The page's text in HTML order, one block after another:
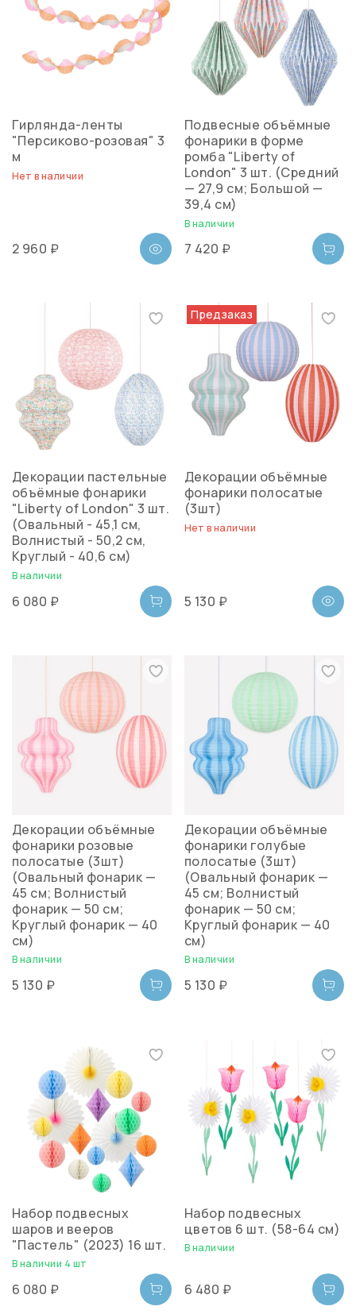
Гирлянда-ленты
"Персиково-розовая" 3
м
Нет в наличии
2 960 ₽
Подвесные объёмные
фонарики в форме
ромба "Liberty of
London" 3 шт. (Средний
— 27,9 см; Большой —
39,4 см)
В наличии
7 420 ₽
Декорации пастельные
объёмные фонарики
"Liberty of London" 3 шт.
(Овальный - 45,1 см,
Волнистый - 50,2 см,
Круглый - 40,6 см)
В наличии
6 080 ₽
Предзаказ
Декорации объёмные
фонарики полосатые
(3шт)
Нет в наличии
5 130 ₽
Декорации объёмные
фонарики розовые
полосатые (3шт)
(Овальный фонарик —
45 см; Волнистый
фонарик — 50 см;
Круглый фонарик — 40
см)
В наличии
5 130 ₽
Декорации объёмные
фонарики голубые
полосатые (3шт)
(Овальный фонарик —
45 см; Волнистый
фонарик — 50 см;
Круглый фонарик — 40
см)
В наличии
5 130 ₽
Набор подвесных
шаров и вееров
"Пастель" (2023) 16 шт.
В наличии 4 шт
6 080 ₽
Набор подвесных
цветов 6 шт. (58-64 см)
В наличии
6 480 ₽